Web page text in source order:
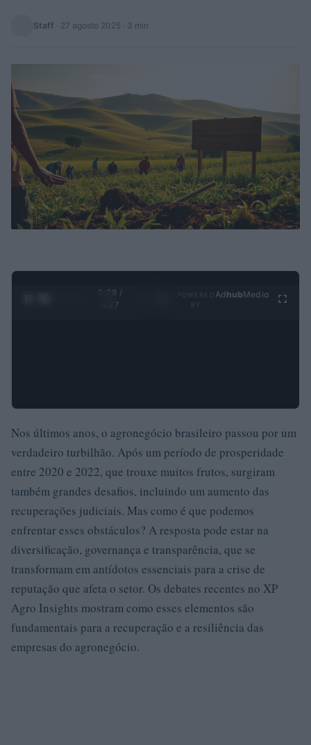
Staff · 27 agosto 2025 · 3 min
0:28 /
4:27
Ad hubMedia
Nos últimos anos, o agronegócio brasileiro passou por um
verdadeiro turbilhão. Após um período de prosperidade
entre 2020 e 2022, que trouxe muitos frutos, surgiram
também grandes desafios, incluindo um aumento das
recuperações judiciais. Mas como é que podemos
enfrentar esses obstáculos? A resposta pode estar na
diversificação, governança e transparência, que se
transformam em antídotos essenciais para a crise de
reputação que afeta o setor. Os debates recentes no XP
Agro Insights mostram como esses elementos são
fundamentais para a recuperação e a resiliência das
empresas do agronegócio.